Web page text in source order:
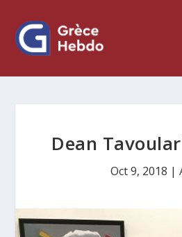
Dean
Oct 9, 2018 |